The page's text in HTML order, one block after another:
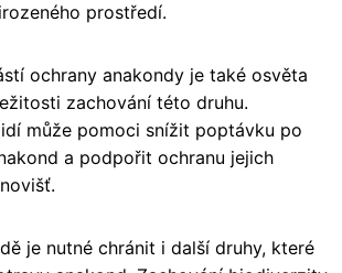
prostředí.
ochrany anakondy je také osvěta
zachování této druhu.
může pomoci snížit poptávku po
a podpořit ochranu jejich
je nutné chránit i další druhy, které